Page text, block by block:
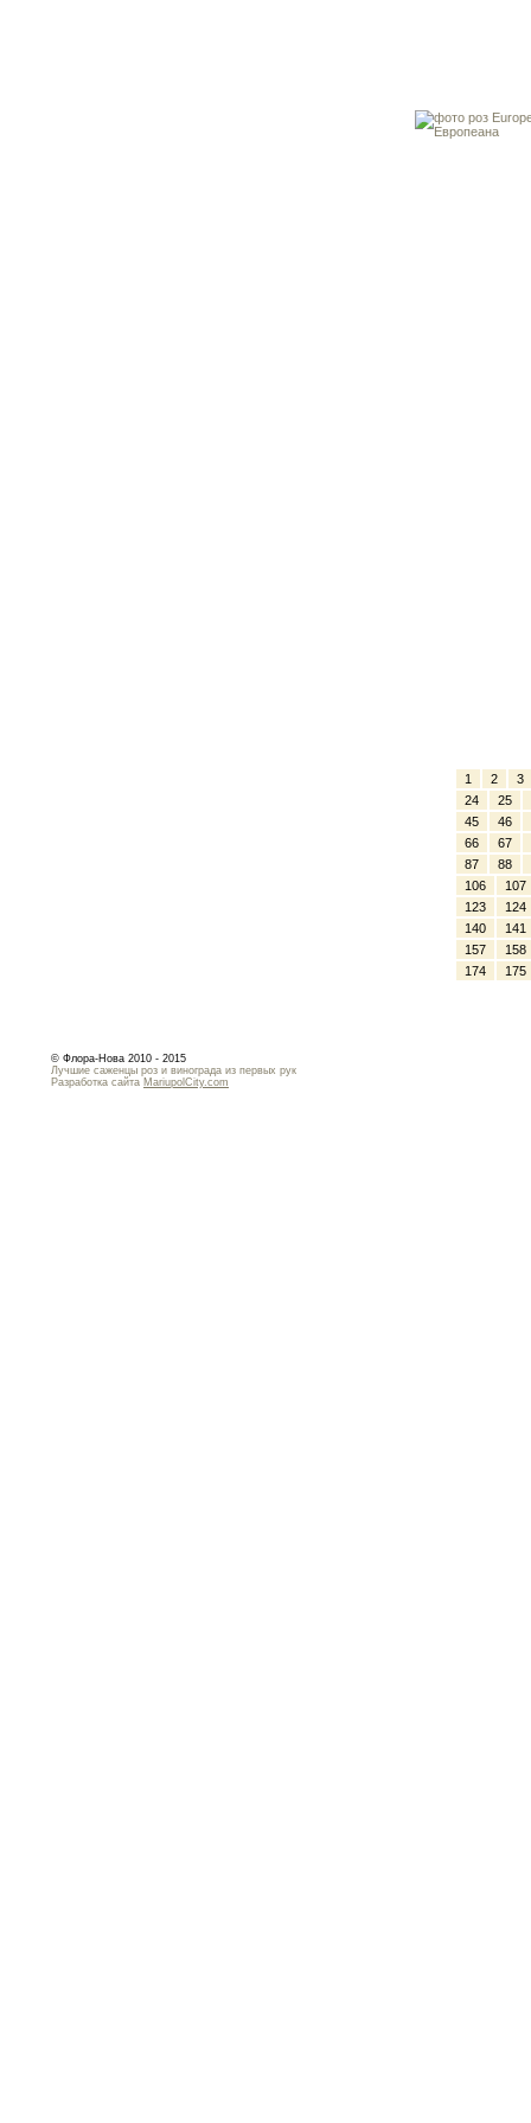
1 2
3
24
25
45
46
66
67
87
88
106
107
123
124
140
141
157
158
174
175
© Флора-Нова 2010 - 2015
Лучшие саженцы роз и винограда из первых рук
Разработка сайта MariupolCity.com